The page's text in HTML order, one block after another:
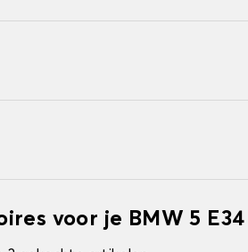
voor je BMW 5 E34